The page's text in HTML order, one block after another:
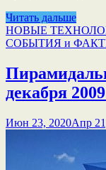
Читать дальше
НОВЫЕ
СОБЫТИЯ и
декабря
Июн 23, 2020Апр